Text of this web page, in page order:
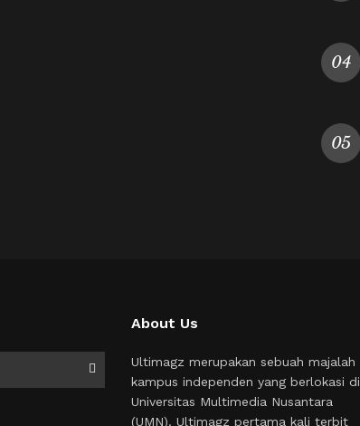
About Us
Ultimagz merupakan sebuah majalah
kampus independen yang berlokasi di
Universitas Multimedia Nusantara
(UMN). Ultimagz pertama kali terbit